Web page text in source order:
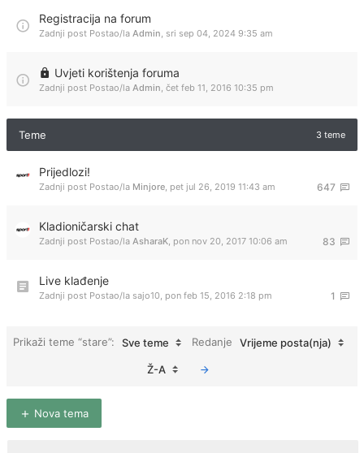
Registracija na forum
Zadnji post Postao/la Admin, sri sep 04, 2024 9:35 am
Uvjeti korištenja foruma
Zadnji post Postao/la Admin, čet feb 11, 2016 10:35 pm
Teme 3 teme
Prijedlozi!
647
Zadnji post Postao/la Minjore, pet jul 26, 2019 11:43 am
Kladioničarski chat
83
Zadnji post Postao/la AsharaK, pon nov 20, 2017 10:06 am
Live klađenje
1
Zadnji post Postao/la sajo10, pon feb 15, 2016 2:18 pm
Prikaži teme “stare”: Sve teme Redanje Vrijeme posta(nja)
Ž-A
Nova tema